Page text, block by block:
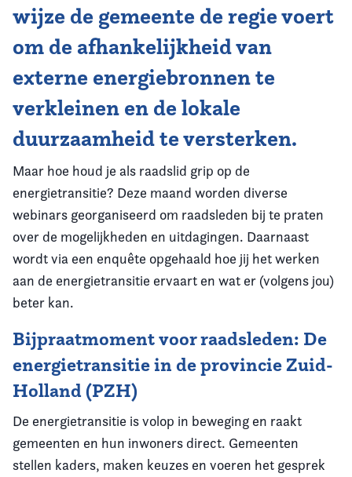
wijze de gemeente de regie voert
om de afhankelijkheid van
externe energiebronnen te
verkleinen en de lokale
duurzaamheid te versterken.
Maar hoe houd je als raadslid grip op de
energietransitie? Deze maand worden diverse
webinars georganiseerd om raadsleden bij te praten
over de mogelijkheden en uitdagingen. Daarnaast
wordt via een enquête opgehaald hoe jij het werken
aan de energietransitie ervaart en wat er (volgens jou)
beter kan.
Bijpraatmoment voor raadsleden: De
energietransitie in de provincie Zuid-
Holland (PZH)
De energietransitie is volop in beweging en raakt
gemeenten en hun inwoners direct. Gemeenten
stellen kaders, maken keuzes en voeren het gesprek